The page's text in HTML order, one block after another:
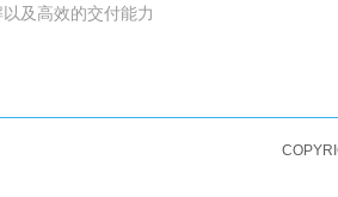
及高效的交付能力